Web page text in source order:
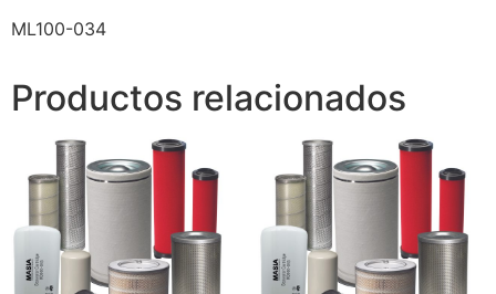
ML100-034
Productos relacionados